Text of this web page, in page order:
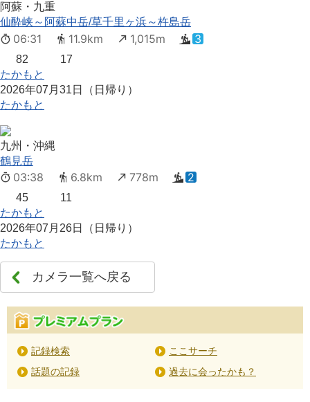
阿蘇・九重
仙酔峡～阿蘇中岳/草千里ヶ浜～杵島岳
06:31 11.9km 1,015m 3
82
17
たかもと
2026年07月31日（日帰り）
たかもと
九州・沖縄
鶴見岳
03:38 6.8km 778m 2
45
11
たかもと
2026年07月26日（日帰り）
たかもと
カメラ一覧へ戻る
記録検索
ここサーチ
話題の記録
過去に会ったかも？